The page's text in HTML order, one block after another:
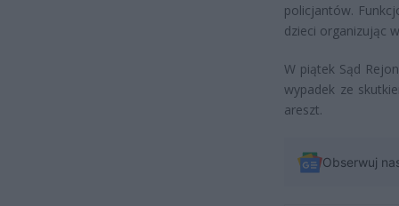
policjantów.
dzieci organizując
W piątek Sąd
wypadek ze
areszt.
Obserwuj